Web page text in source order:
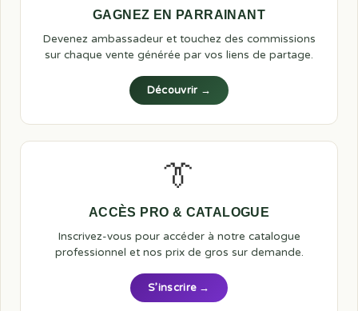
GAGNEZ EN PARRAINANT
Devenez ambassadeur et touchez des commissions
sur chaque vente générée par vos liens de partage.
Découvrir →
👔
ACCÈS PRO & CATALOGUE
Inscrivez-vous pour accéder à notre catalogue
professionnel et nos prix de gros sur demande.
S’inscrire →